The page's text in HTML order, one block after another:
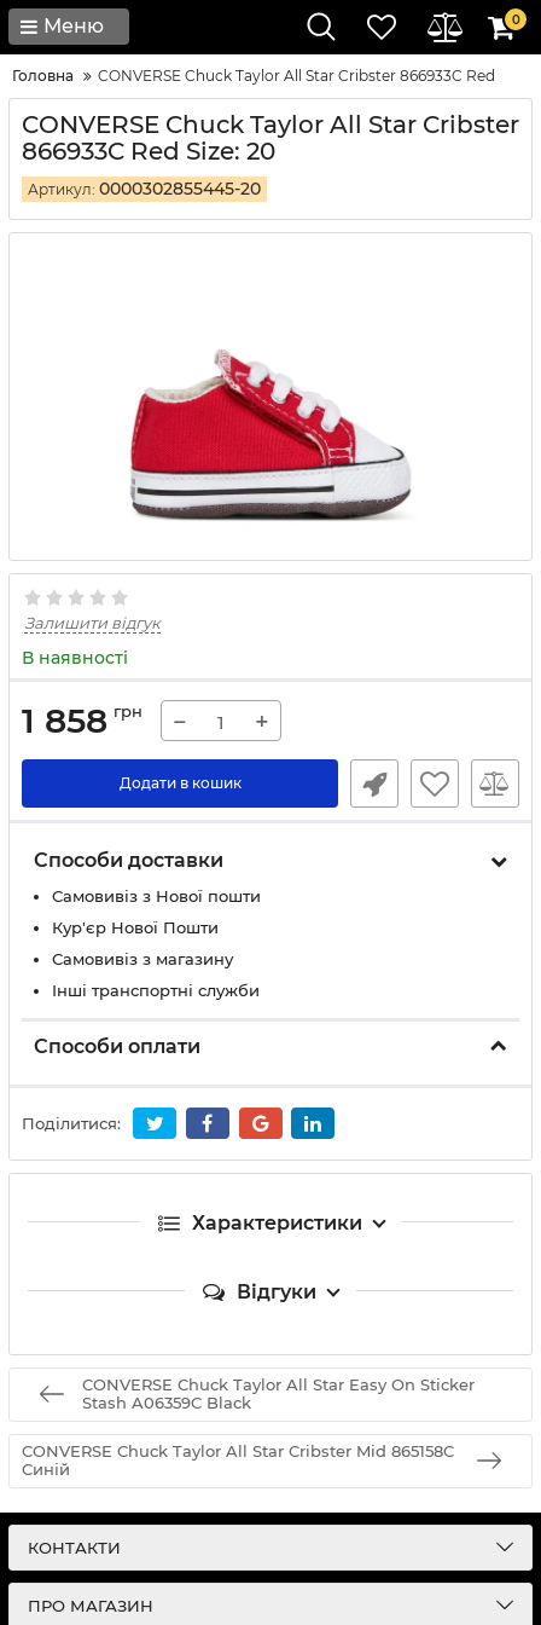
Меню 0
Головна CONVERSE Chuck Taylor All Star Cribster 866933C Red
CONVERSE Chuck Taylor All Star Cribster
866933C Red Size: 20
Артикул: 0000302855445-20
Залишити відгук
В наявності
1 858 грн − +
Додати в кошик
Способи доставки
Самовивіз з Нової пошти
Кур'єр Нової Пошти
Самовивіз з магазину
Інші транспортні служби
Способи оплати
Поділитися:
Характеристики
Відгуки
CONVERSE Chuck Taylor All Star Easy On Sticker
Stash A06359C Black
CONVERSE Chuck Taylor All Star Cribster Mid 865158C
Cиній
КОНТАКТИ
ПРО МАГАЗИН